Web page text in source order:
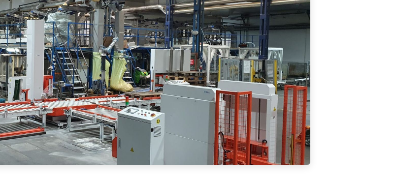
Descoperă RiA Ecosystem
Platformă integrată pentru managementul
flotei de roboți
Monitorizare în timp real și analiză date
Conectează roboți, software și servicii într-
o singură soluție
Scalabil de la 1 robot la zeci de unități